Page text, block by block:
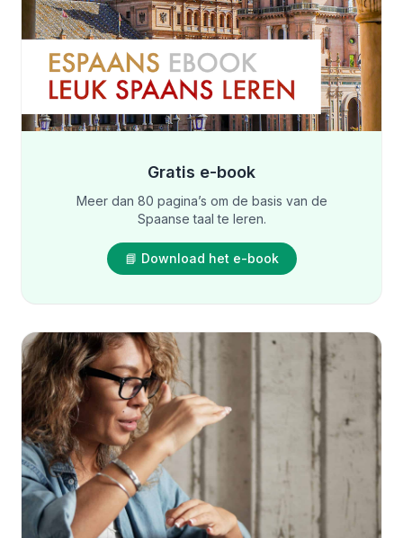
Gratis e-book
Meer dan 80 pagina’s om de basis van de
Spaanse taal te leren.
📘 Download het e-book